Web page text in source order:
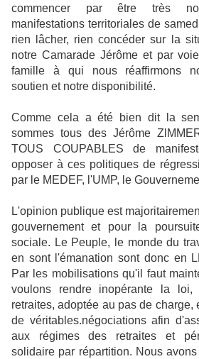
commencer par être très
manifestations territoriales de
rien lâcher, rien concéder sur la
notre Camarade Jérôme et par
famille à qui nous réaffirmons
soutien et notre disponibilité.
Comme cela a été bien dit la
sommes tous des Jérôme
TOUS COUPABLES de
opposer à ces politiques de
par le MEDEF, l'UMP, le
L'opinion publique est
gouvernement et pour la
sociale. Le Peuple, le monde du
en sont l'émanation sont donc en
Par les mobilisations qu'il faut
voulons rendre inopérante la loi,
retraites, adoptée au pas de charge,
de véritables.négociations afin
aux régimes des retraites et
solidaire par répartition. Nous